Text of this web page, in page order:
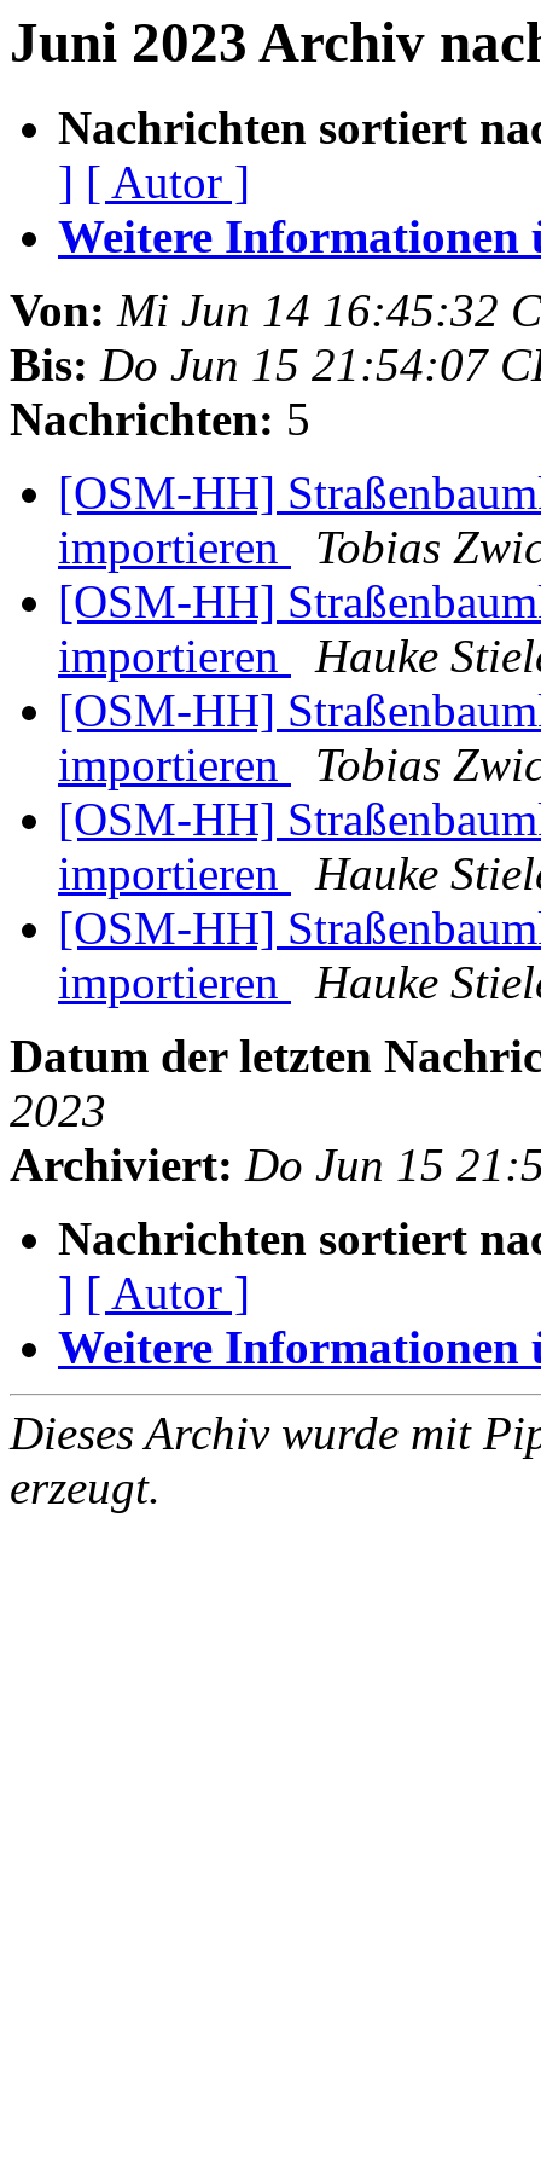
Juni 2023 Archiv
Nachrichten sortiert
] [ Autor ]
Weitere Informationen
Von: Mi Jun 14 16:45:32
Bis: Do Jun 15 21:54:07
Nachrichten: 5
[OSM-HH]
importieren
Tobias
[OSM-HH]
importieren
Hauke
[OSM-HH]
importieren
Tobias
[OSM-HH]
importieren
Hauke
[OSM-HH]
importieren
Hauke
Datum der letzten
2023
Archiviert: Do Jun 15
Nachrichten sortiert
] [ Autor ]
Weitere Informationen
Dieses Archiv wurde mit
erzeugt.